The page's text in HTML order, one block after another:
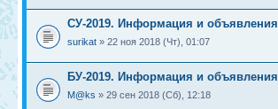
СУ-2019. Информация и объявления
surikat » 22 ноя 2018 (Чт), 01:07
БУ-2019. Информация и объявления
M@ks » 29 сен 2018 (Сб), 12:18